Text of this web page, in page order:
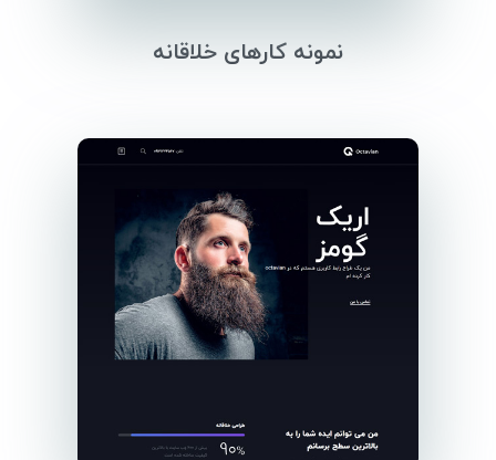
نمونه کارهای خلاقانه